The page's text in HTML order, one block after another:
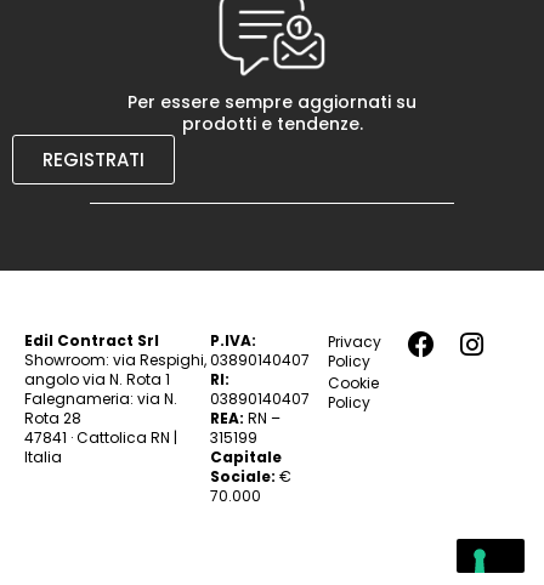
Per essere sempre aggiornati su
prodotti e tendenze.
REGISTRATI
Edil Contract Srl
Showroom: via Respighi,
angolo via N. Rota 1
Falegnameria: via N.
Rota 28
47841 · Cattolica RN |
Italia
P.IVA:
03890140407
RI:
03890140407
REA: RN –
315199
Capitale
Sociale: €
70.000
Privacy
Policy
Cookie
Policy